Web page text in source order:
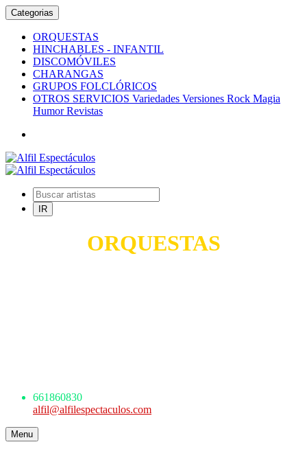
Categorias
ORQUESTAS
HINCHABLES - INFANTIL
DISCOMÓVILES
CHARANGAS
GRUPOS FOLCLÓRICOS
OTROS SERVICIOS Variedades Versiones Rock Magia
Humor Revistas
ORQUESTAS
661860830
alfil@alfilespectaculos.com
Menu